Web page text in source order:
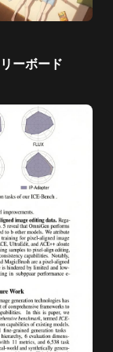
ーボード